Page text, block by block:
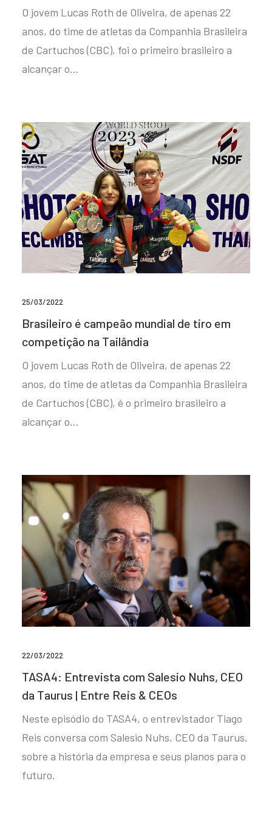
O jovem Lucas Roth de Oliveira, de apenas 22
anos, do time de atletas da Companhia Brasileira
de Cartuchos (CBC), foi o primeiro brasileiro a
alcançar o…
25/03/2022
Brasileiro é campeão mundial de tiro em
competição na Tailândia
O jovem Lucas Roth de Oliveira, de apenas 22
anos, do time de atletas da Companhia Brasileira
de Cartuchos (CBC), é o primeiro brasileiro a
alcançar o…
22/03/2022
TASA4: Entrevista com Salesio Nuhs, CEO
da Taurus | Entre Reis & CEOs
Neste episódio do TASA4, o entrevistador Tiago
Reis conversa com Salesio Nuhs, CEO da Taurus,
sobre a história da empresa e seus planos para o
futuro.